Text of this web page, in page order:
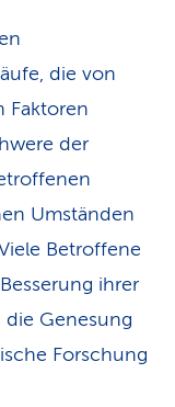
die von
Faktoren
der
Umständen
Betroffene
ihrer
Genesung
Forschung